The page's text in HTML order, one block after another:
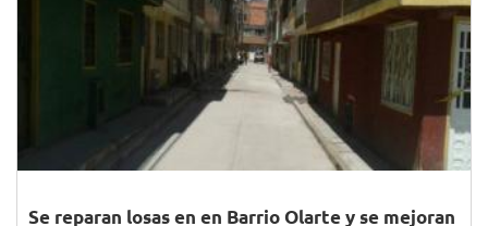
Se reparan losas en en Barrio Olarte y se mejoran